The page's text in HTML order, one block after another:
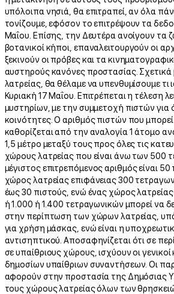
υπόλοιπα νησιά, θα επιτραπεί, αν όλα
τονίζουμε, εφόσον το επιτρέψουν τα
Μαΐου. Επίσης, την Δευτέρα ανοίγουν τα
βοτανικοί κήποι, επαναλειτουργούν οι
ξεκινούν οι πρόβες και τα
αυστηρούς κανόνες προστασίας.
λατρείας, θα θέλαμε να υπενθυμίσουμε τι
Κυριακή 17 Μαΐου. Επιτρέπεται η τέλεση
μυστηρίων, με την συμμετοχή πιστών για
κοινότητες. Ο αριθμός πιστών που μπορεί
καθορίζεται από την αναλογία 1 άτομο
1,5 μέτρο μεταξύ τους προς όλες τις
χώρους λατρείας που είναι άνω των 500
μέγιστος επιτρεπόμενος αριθμός είναι
χώρος λατρείας επιφάνειας 300
έως 30 πιστούς, ενώ ένας χώρος
ή 1.000 ή 1.400 τετραγωνικών μπορεί να
στην περίπτωση των χώρων λατρείας,
για χρήση μάσκας, ενώ είναι η
αντισηπτικού. Αποσαφηνίζεται ότι σε
σε υπαίθριους χώρους, ισχύουν οι γενικοί
δημοσίων υπαίθριων συναντήσεων. Οι
αφορούν στην προστασία της Δημόσιας
τους χώρους λατρείας όλων των